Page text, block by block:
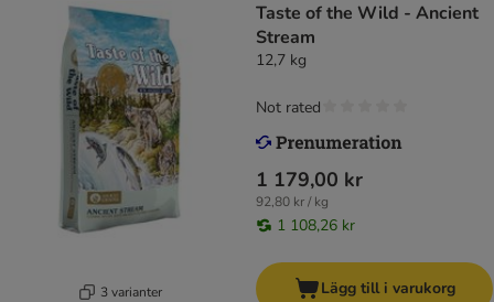
3 varianter
Taste of the Wild - Ancient
Stream
12,7 kg
1 179,00 kr
92,80 kr / kg
1 108,26 kr
Not rated
Lägg till i varukorg